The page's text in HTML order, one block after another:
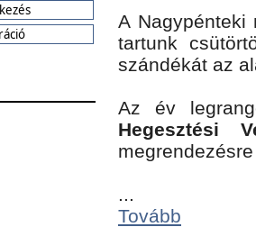
A Nagypénteki
tartunk
szándékát az
Az év
Hegesztési
...
Tovább